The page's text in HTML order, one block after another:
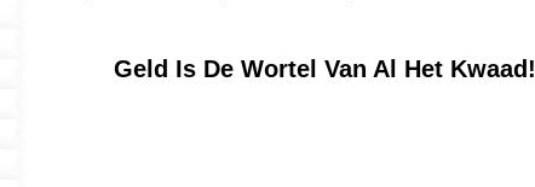
Geld Is De Wortel Van Al Het Kwaad!